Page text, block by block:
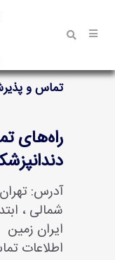
تماس و
راه‌های
آدرس: تهران
شمالی ،
ایران زمین
اطلاعات